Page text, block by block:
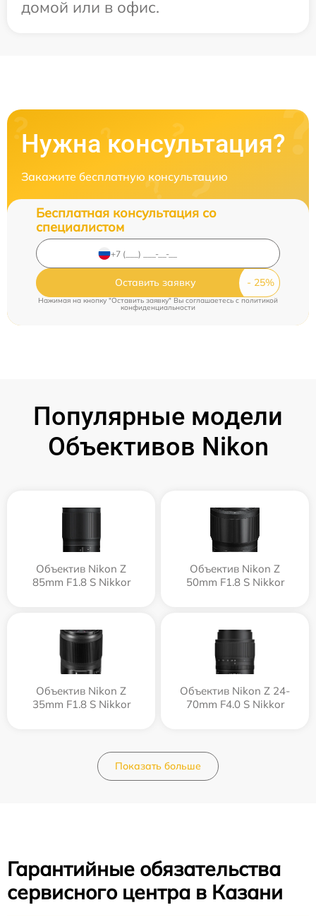
домой или в офис.
Нужна консультация?
Закажите бесплатную консультацию
Бесплатная консультация со
специалистом
Оставить заявку
Нажимая на кнопку "Оставить заявку" Вы соглашаетесь cполитикой
конфиденциальности
Популярные модели
Объективов Nikon
Объектив Nikon Z
85mm F1.8 S Nikkor
Объектив Nikon Z
50mm F1.8 S Nikkor
Объектив Nikon Z
35mm F1.8 S Nikkor
Объектив Nikon Z 24-
70mm F4.0 S Nikkor
Показать больше
Гарантийные обязательства
сервисного центра в Казани